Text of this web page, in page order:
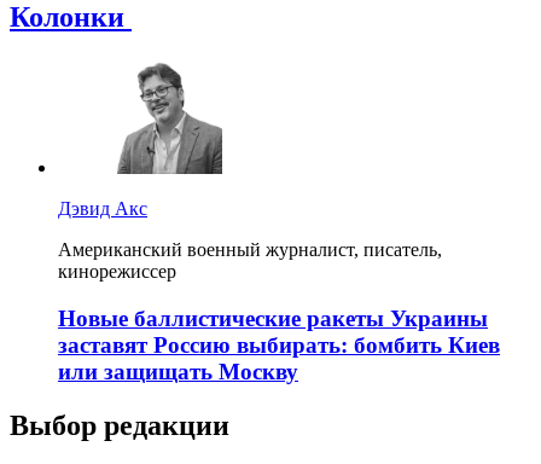
Колонки
Дэвид Акс
Американский военный журналист, писатель,
кинорежиссер
Новые баллистические ракеты Украины
заставят Россию выбирать: бомбить Киев
или защищать Москву
Выбор редакции